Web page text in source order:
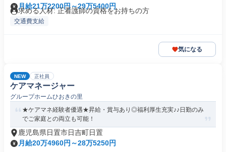
月給21万2200円～29万5400円
求める人材: 正看護師の資格をお持ちの方
交通費支給
気になる
NEW 正社員
ケアマネージャー
グループホームひおきの里
★ケアマネ経験者優遇★昇給・賞与あり◎福利厚生充実♪♪日勤のみ
でご家庭との両立も可能！
鹿児島県日置市日吉町日置
月給20万4960円～28万5250円